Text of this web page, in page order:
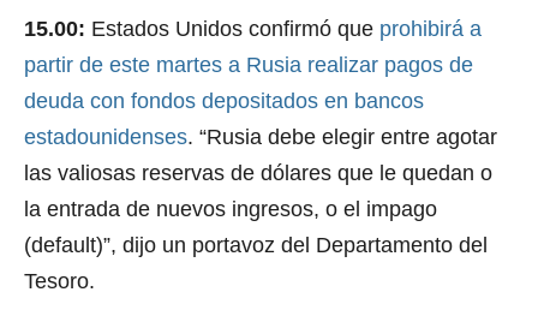
15.00: Estados Unidos confirmó que prohibirá a
partir de este martes a Rusia realizar pagos de
deuda con fondos depositados en bancos
estadounidenses. “Rusia debe elegir entre agotar
las valiosas reservas de dólares que le quedan o
la entrada de nuevos ingresos, o el impago
(default)”, dijo un portavoz del Departamento del
Tesoro.